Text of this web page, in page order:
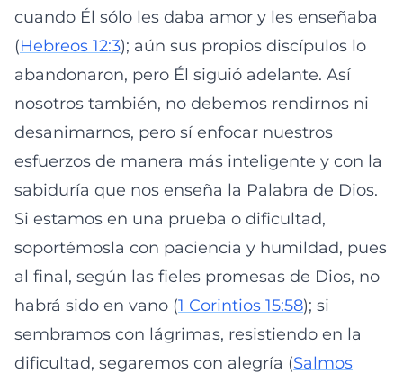
cuando Él sólo les daba amor y les enseñaba
(Hebreos 12:3); aún sus propios discípulos lo
abandonaron, pero Él siguió adelante. Así
nosotros también, no debemos rendirnos ni
desanimarnos, pero sí enfocar nuestros
esfuerzos de manera más inteligente y con la
sabiduría que nos enseña la Palabra de Dios.
Si estamos en una prueba o dificultad,
soportémosla con paciencia y humildad, pues
al final, según las fieles promesas de Dios, no
habrá sido en vano (1 Corintios 15:58); si
sembramos con lágrimas, resistiendo en la
dificultad, segaremos con alegría (Salmos